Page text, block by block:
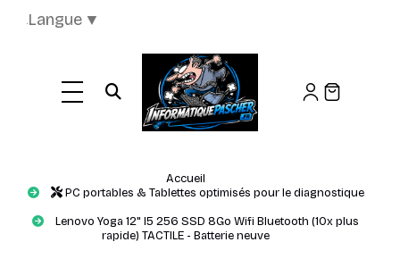
Ouvrir la recherche
Accueil
PC portables & Tablettes optimisés pour le diagnostique
Lenovo Yoga 12" I5 256 SSD 8Go Wifi Bluetooth (10x plus
rapide) TACTILE - Batterie neuve
Langue ▼